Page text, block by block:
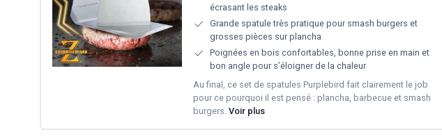
écrasant les steaks
Grande spatule très pratique pour smash burgers et
grosses pièces sur plancha
Poignées en bois confortables, bonne prise en main et
bon angle pour s’éloigner de la chaleur
Au final, ce set de spatules Purplebird fait clairement le job
pour ce pourquoi il est pensé : plancha, barbecue et smash
burgers. Voir plus